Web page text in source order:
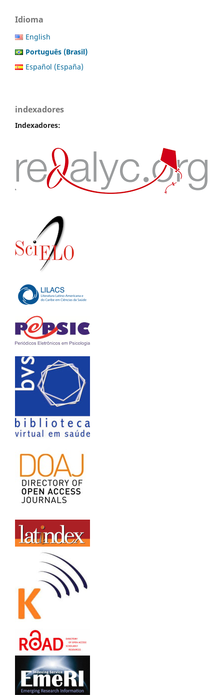
Idioma
English
Português (Brasil)
Español (España)
indexadores
Indexadores: